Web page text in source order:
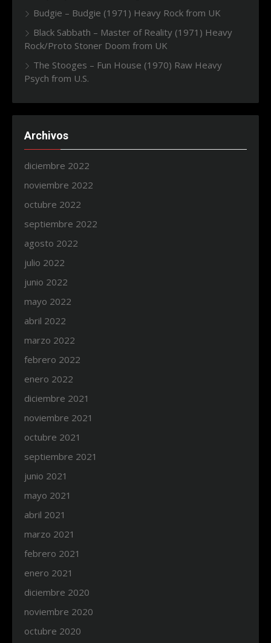
Budgie – Budgie (1971) Heavy Rock from UK
Black Sabbath – Master of Reality (1971) Heavy
Rock/Proto Stoner Doom from UK
The Stooges – Fun House (1970) Raw Heavy
Psych from U.S.
Archivos
diciembre 2022
noviembre 2022
octubre 2022
septiembre 2022
agosto 2022
julio 2022
junio 2022
mayo 2022
abril 2022
marzo 2022
febrero 2022
enero 2022
diciembre 2021
noviembre 2021
octubre 2021
septiembre 2021
junio 2021
mayo 2021
abril 2021
marzo 2021
febrero 2021
enero 2021
diciembre 2020
noviembre 2020
octubre 2020